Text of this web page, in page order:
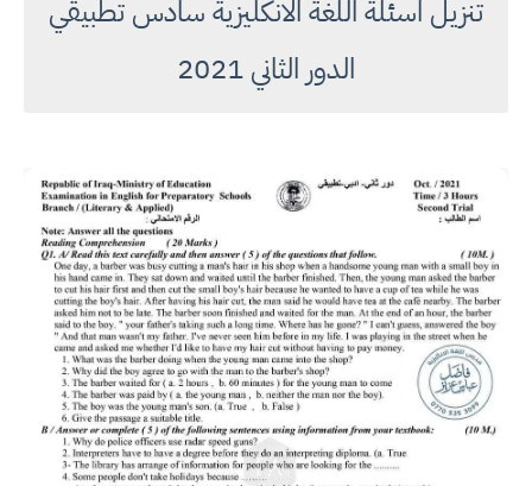
تنزيل اسئلة اللغة الانكليزية سادس تطبيقي
الدور الثاني 2021